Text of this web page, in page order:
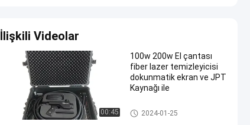
İlişkili Videolar
00:45
100w 200w El çantası
fiber lazer temizleyicisi
dokunmatik ekran ve JPT
Kaynağı ile
Lazer Temizleme Makinesi
2024-01-25